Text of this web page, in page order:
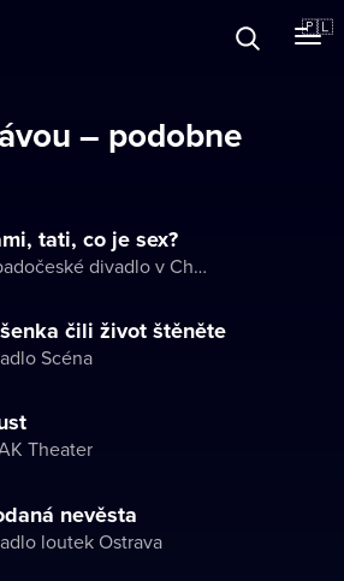
🇵🇱
– podobne
tati, co je sex?
Západočeské divadlo v Chebu
čili život štěněte
Scéna
Theater
nevěsta
loutek Ostrava